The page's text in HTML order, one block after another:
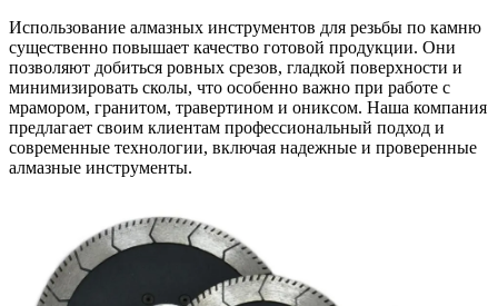
Использование алмазных инструментов для резьбы по камню
существенно повышает качество готовой продукции. Они
позволяют добиться ровных срезов, гладкой поверхности и
минимизировать сколы, что особенно важно при работе с
мрамором, гранитом, травертином и ониксом. Наша компания
предлагает своим клиентам профессиональный подход и
современные технологии, включая надежные и проверенные
алмазные инструменты.